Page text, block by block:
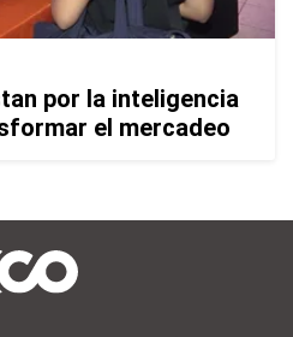
por la inteligencia
el mercadeo